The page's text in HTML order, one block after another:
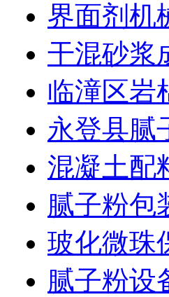
界面剂机
干混砂浆
临潼区岩
永登县腻
混凝土配
腻子粉包
玻化微珠
腻子粉设